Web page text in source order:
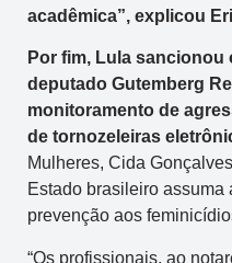
acadêmica”, explicou
Por fim, Lula sancionou
deputado Gutemberg
monitoramento de
de tornozeleiras
Mulheres, Cida
Estado brasileiro
prevenção aos
“Os profissionais, ao